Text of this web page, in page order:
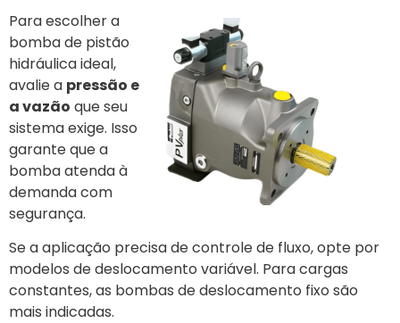
Para escolher a
bomba de pistão
hidráulica ideal,
avalie a pressão e
a vazão que seu
sistema exige. Isso
garante que a
bomba atenda à
demanda com
segurança.
Se a aplicação precisa de controle de fluxo, opte por
modelos de deslocamento variável. Para cargas
constantes, as bombas de deslocamento fixo são
mais indicadas.